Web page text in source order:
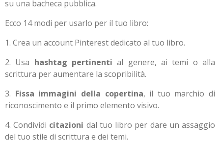
su una bacheca pubblica.
Ecco 14 modi per usarlo per il tuo libro:
1. Crea un account Pinterest dedicato al tuo libro.
2. Usa hashtag pertinenti al genere, ai temi o alla
scrittura per aumentare la scopribilità.
3. Fissa immagini della copertina, il tuo marchio di
riconoscimento e il primo elemento visivo.
4.Condividi citazioni dal tuo libro per dare un assaggio
del tuo stile di scrittura e dei temi.